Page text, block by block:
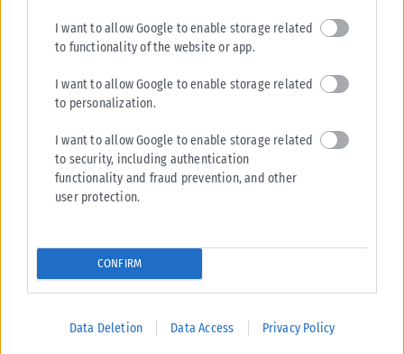
I want to allow Google to enable storage related
to functionality of the website or app.
I want to allow Google to enable storage related
to personalization.
I want to allow Google to enable storage related
to security, including authentication
functionality and fraud prevention, and other
user protection.
CONFIRM
Data Deletion Data Access Privacy Policy